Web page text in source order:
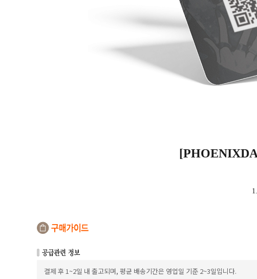
결제 후 1~2일 내 출고되며, 평균 배송기간은 영업일 기준 2~3일입니다.